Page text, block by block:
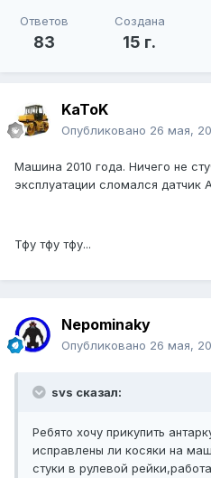
Ответов
83
Создана
15 г.
KaToK
Опубликовано 26 мая,
Машина 2010 года. Ничего не
эксплуатации сломался датчик
Тфу тфу тфу...
Nepominaky
Опубликовано 26 мая,
svs сказал:
Ребято хочу прикупить
исправлены ли косяки на
стуки в рулевой